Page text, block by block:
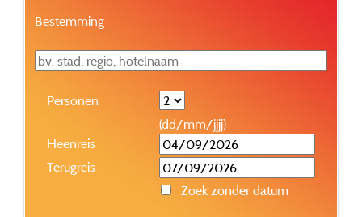
Bestemming
Personen
(dd/mm/jjjj)
Heenreis
Terugreis
Zoek zonder datum